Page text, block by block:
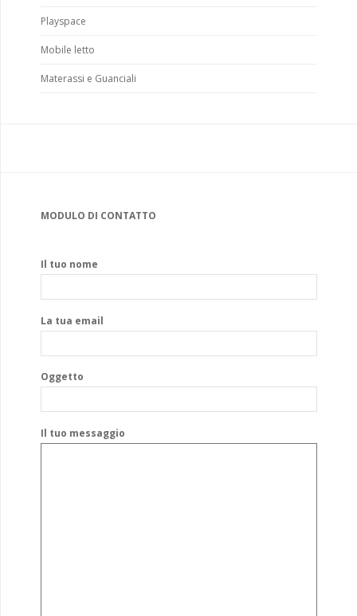
Playspace
Mobile letto
Materassi e Guanciali
MODULO DI CONTATTO
Il tuo nome
La tua email
Oggetto
Il tuo messaggio